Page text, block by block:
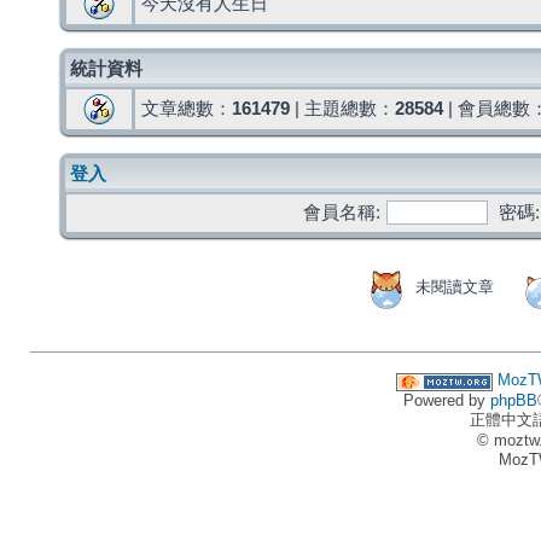
統計資料
文章總數： 161479 | 主題總數： 28584| 會員總數
登入
會員名稱:
密碼:
未閱讀文章
Powered by phpBB
正體中文
©